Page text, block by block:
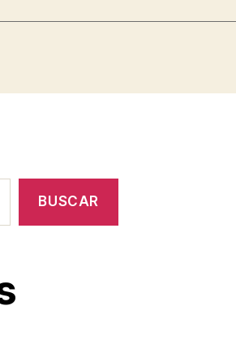
BUSCAR